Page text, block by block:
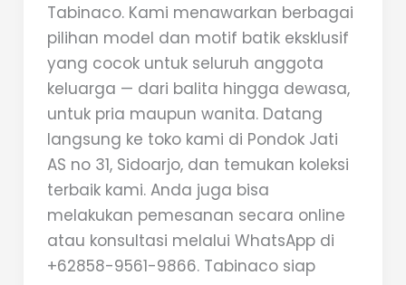
Tabinaco. Kami menawarkan berbagai
pilihan model dan motif batik eksklusif
yang cocok untuk seluruh anggota
keluarga — dari balita hingga dewasa,
untuk pria maupun wanita. Datang
langsung ke toko kami di Pondok Jati
AS no 31, Sidoarjo, dan temukan koleksi
terbaik kami. Anda juga bisa
melakukan pemesanan secara online
atau konsultasi melalui WhatsApp di
+62858-9561-9866. Tabinaco siap